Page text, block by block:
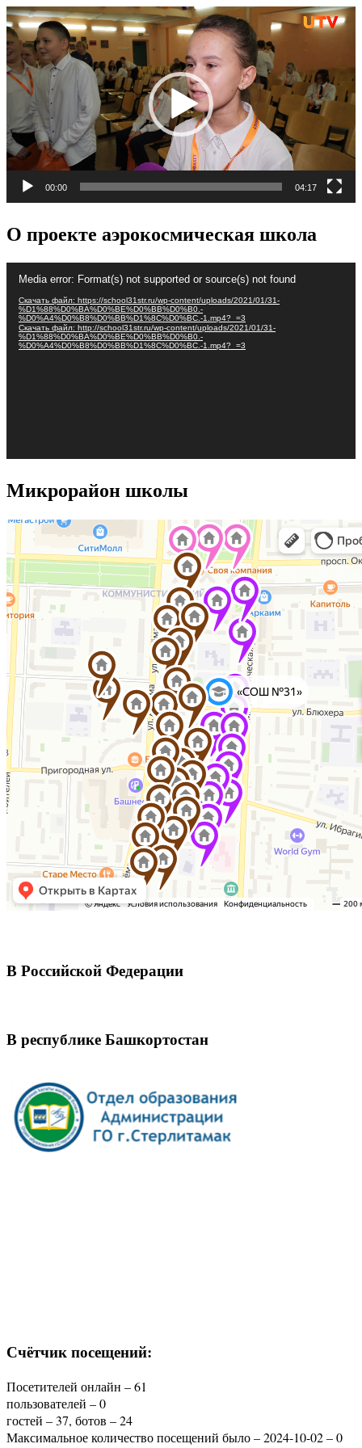
Видеоплеер
00:00 04:17
О проекте аэрокосмическая школа
Видеоплеер
Media error: Format(s) not supported or source(s) not found
Скачать файл: https://school31str.ru/wp-content/uploads/2021/01/31-
%D1%88%D0%BA%D0%BE%D0%BB%D0%B0.-
%D0%A4%D0%B8%D0%BB%D1%8C%D0%BC.-1.mp4?_=3
Скачать файл: http://school31str.ru/wp-content/uploads/2021/01/31-
%D1%88%D0%BA%D0%BE%D0%BB%D0%B0.-
%D0%A4%D0%B8%D0%BB%D1%8C%D0%BC.-1.mp4?_=3
Микрорайон школы
В Российской Федерации
В республике Башкортостан
Счётчик посещений:
Посетителей онлайн – 61
пользователей – 0
гостей – 37, ботов – 24
Максимальное количество посещений было – 2024-10-02 – 0